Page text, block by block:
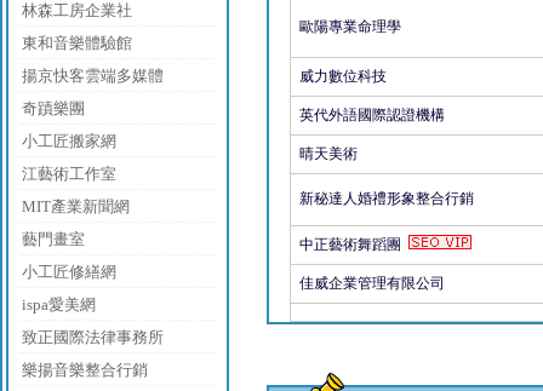
林森工房企業社
東和音樂體驗館
揚京快客雲端多媒體
奇蹟樂團
小工匠搬家網
江藝術工作室
MIT產業新聞網
藝門畫室
小工匠修繕網
ispa愛美網
致正國際法律事務所
樂揚音樂整合行銷
歐陽專業命理學
威力數位科技
英代外語國際認證機構
晴天美術
新秘達人婚禮形象整合行銷
中正藝術舞蹈團
佳威企業管理有限公司